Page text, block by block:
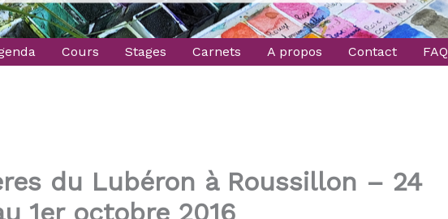
Cours Stages Carnets A propos Contact FAQ
du Lubéron à Roussillon – 24
1er octobre 2016